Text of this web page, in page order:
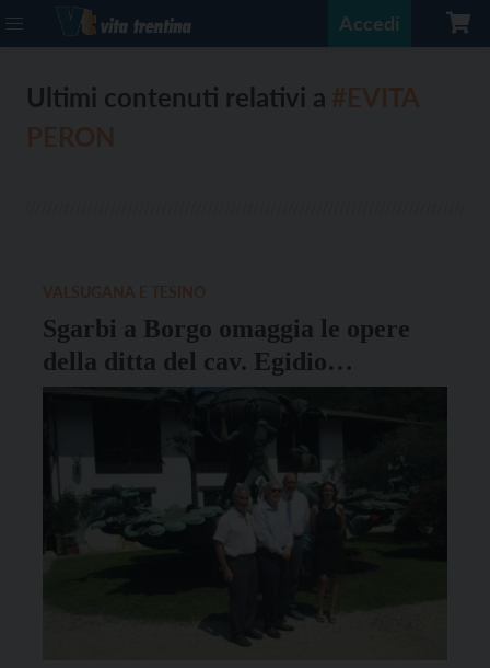
Accedi
Ultimi contenuti relativi a
Sgarbi a Borgo omaggia le opere
della ditta del cav. Egidio
Casagrande